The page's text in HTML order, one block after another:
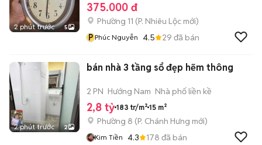
2 phút trước 5
375.000 đ
Phường 11 (P. Nhiêu Lộc mới)
P Phúc Nguyễn 4.5 29 đã bán
2 phút trước 2
bán nhà 3 tầng sổ đẹp hẽm thông
2 PN Hướng Nam Nhà phố liền kề
2,8 tỷ 183 tr/m² 15 m²
Phường 8 (P. Chánh Hưng mới)
Kim Tiền 4.3 178 đã bán